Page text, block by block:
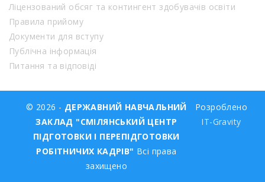
Ліцензований обсяг та контингент здобувачів освіти
Правила прийому
Документи для вступу
Публічна інформація
Питання та відповіді
© 2026 - ДЕРЖАВНИЙ НАВЧАЛЬНИЙ
ЗАКЛАД "СМІЛЯНСЬКИЙ ЦЕНТР
ПІДГОТОВКИ І ПЕРЕПІДГОТОВКИ
РОБІТНИЧИХ КАДРІВ" Всі права
захищено
Розроблено
IT-Gravity